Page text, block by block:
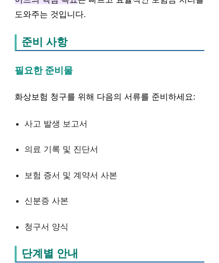
도와주는 것입니다.
준비 사항
필요한 준비물
화상보험 청구를 위해 다음의 서류를 준비하세요:
사고 발생 보고서
의료 기록 및 진단서
보험 증서 및 계약서 사본
신분증 사본
청구서 양식
단계별 안내